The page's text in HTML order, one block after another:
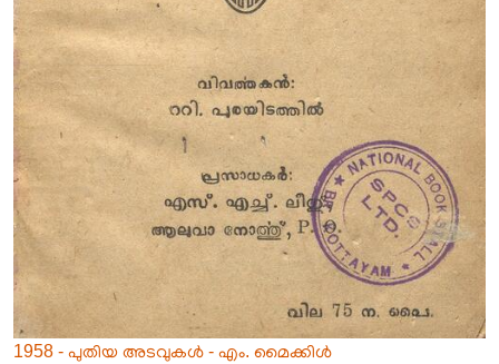
1958 - പുതിയ അടവുകൾ - എം. മൈക്കിൾ